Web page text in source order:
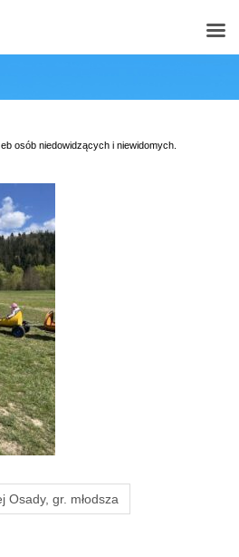
osób niedowidzących i niewidomych.
Osady, gr. młodsza